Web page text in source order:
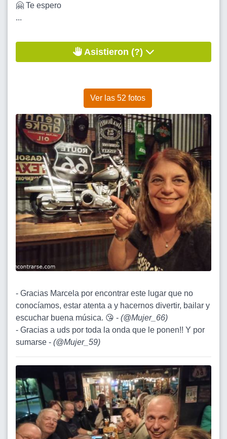
🤗 Te espero
...
Asistieron (?)
Ver las 52 fotos
- Gracias Marcela por encontrar este lugar que no
conocíamos, estar atenta a y hacernos divertir, bailar y
escuchar buena música. 😘 - (@Mujer_66)
- Gracias a uds por toda la onda que le ponen!! Y por
sumarse - (@Mujer_59)